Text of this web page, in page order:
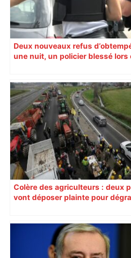
Deux nouveaux refus
une nuit, un policier blessé lors
Colère des agriculteurs : deux
vont déposer plainte pour